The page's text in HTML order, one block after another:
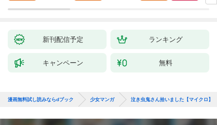
新刊配信予定 ランキング
キャンペーン 無料
漫画無料試し読みならdブック 少女マンガ 泣き虫鬼さん拾いました【マイクロ】